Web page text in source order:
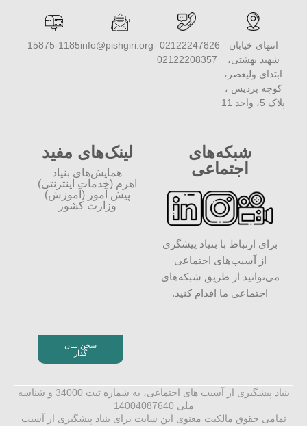
انتهای خیابان
شهید بهشتی،
ابتدای ولیعصر،
کوچه پردیس ،
پلاک 5، واحد 11
02122247826 -
02122208357
info@pishgiri.org
15875-1185
شبکه‌های
اجتماعی
از آسیب‌های اجتماعی
می‌توانید از طریق شبکه‌‎های
اجتماعی ما اقدام کنید.
لینک‌های مفید
همایش‌های بنیاد
اهرم (خدمات اینترنتی)
پیش آموز (آموزش)
وزارت کشور